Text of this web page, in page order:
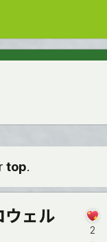
top.
ウェル
2